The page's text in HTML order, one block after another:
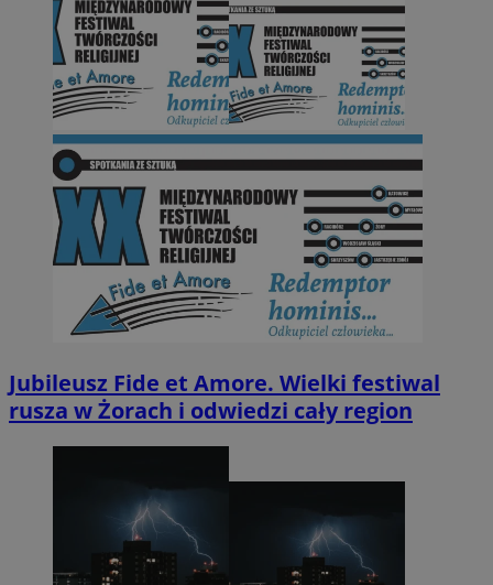
Jubileusz Fide et Amore. Wielki festiwal
rusza w Żorach i odwiedzi cały region